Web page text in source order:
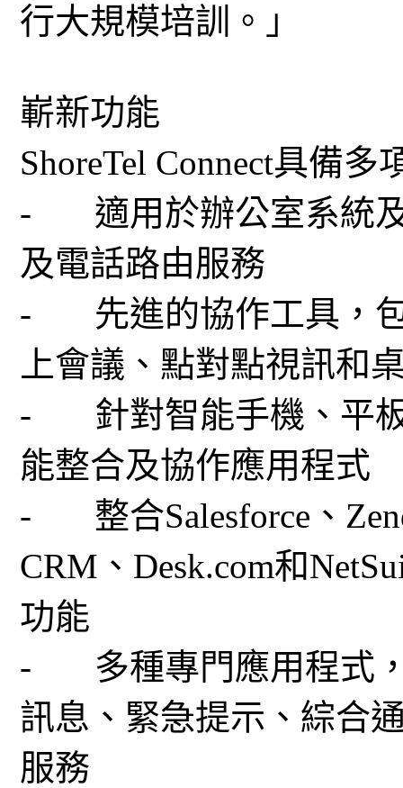
行大規模培訓。」
嶄新功能
ShoreTel Connect具備
- 適用於辦公室系統及
及電話路由服務
- 先進的協作工具，包
上會議、點對點視訊和
- 針對智能手機、平板
能整合及協作應用程式
- 整合Salesforce、
CRM、Desk.com和
功能
- 多種專門應用程式，
訊息、緊急提示、綜合
服務